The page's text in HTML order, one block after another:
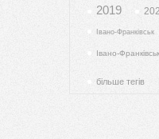
2019
Івано-Франківськ
Івано-Франківськ
більше тегів